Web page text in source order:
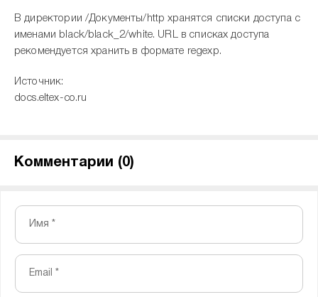
В директории /Документы/http хранятся списки доступа с
именами black/black_2/white. URL в списках доступа
рекомендуется хранить в формате regexp.
Источник:
docs.eltex-co.ru
Комментарии (0)
Имя *
Email *